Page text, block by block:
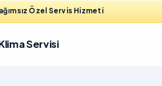
Özel Servis Hizmeti
Servisi